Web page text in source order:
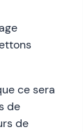
ce sera
de
de